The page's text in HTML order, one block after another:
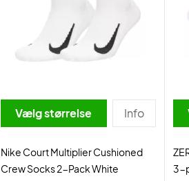
Vælg størrelse Info
Nike Court Multiplier Cushioned
Crew Socks 2-Pack White
3-